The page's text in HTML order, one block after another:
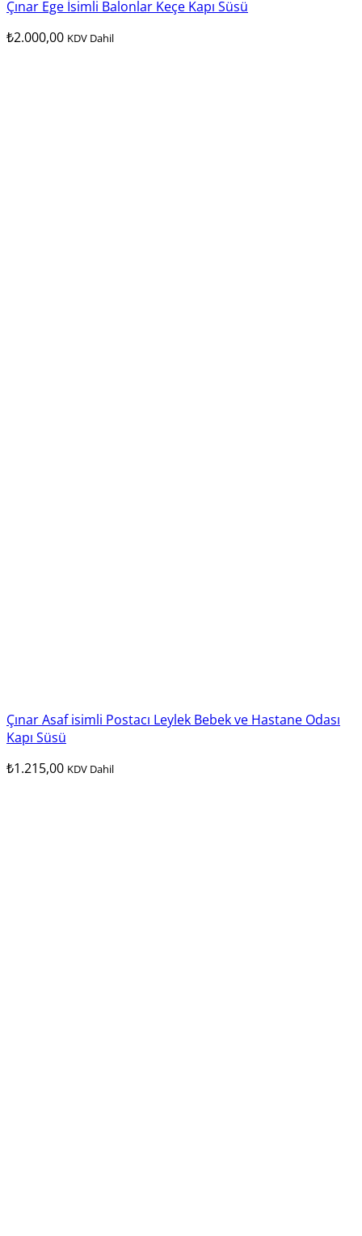
Çınar Ege İsimli Balonlar Keçe Kapı Süsü
₺2.000,00 KDV Dahil
Çınar Asaf isimli Postacı Leylek Bebek ve Hastane Odası
Kapı Süsü
₺1.215,00 KDV Dahil